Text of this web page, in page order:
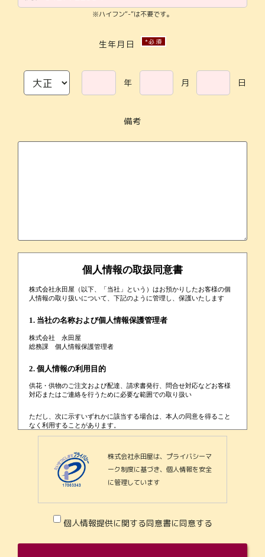
※ハイフン“-”は不要です。
生年月日 *必須
年 月 日
備考
株式会社永田屋は、プライバシーマ
ーク制度に基づき、個人情報を安全
に管理しています
個人情報提供に関する同意書に同意する